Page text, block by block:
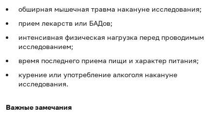
обширная мышечная травма накануне исследования;
прием лекарств или БАДов;
интенсивная физическая нагрузка перед проводимым
исследованием;
время последнего приема пищи и характер питания;
курение или употребление алкоголя накануне
исследования.
Важные замечания